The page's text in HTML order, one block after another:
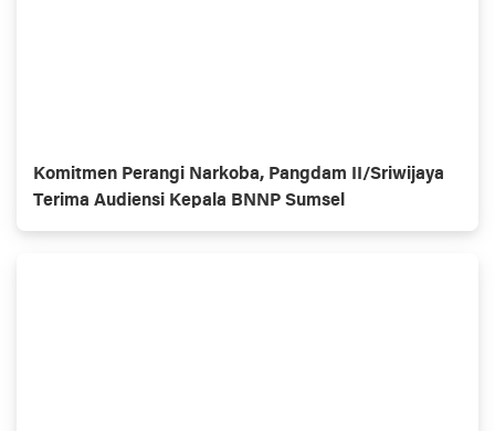
Komitmen Perangi Narkoba, Pangdam II/Sriwijaya
Terima Audiensi Kepala BNNP Sumsel